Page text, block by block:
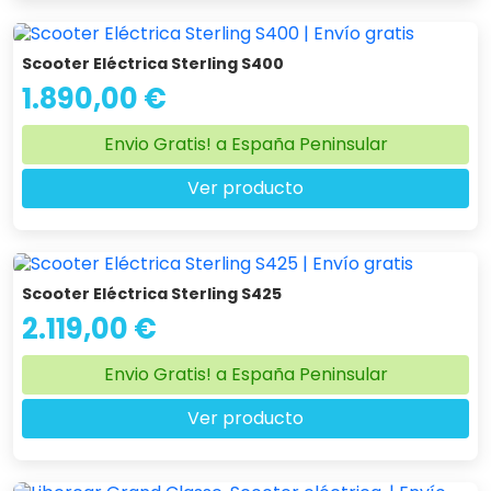
Scooter Eléctrica Sterling S400
1.890,00 €
Envio Gratis! a España Peninsular
Ver producto
Scooter Eléctrica Sterling S425
2.119,00 €
Envio Gratis! a España Peninsular
Ver producto